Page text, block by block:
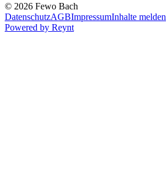
© 2026 Fewo Bach
DatenschutzAGBImpressumInhalte melden
Powered by Reynt